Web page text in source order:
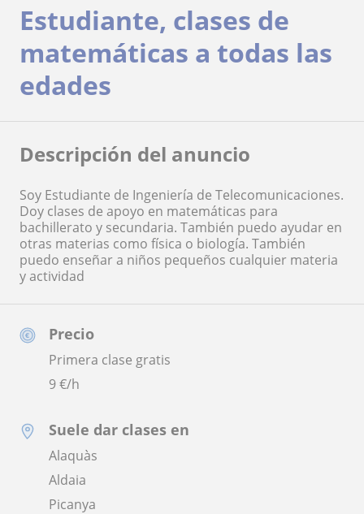
Precio
Primera clase gratis
9€/h
Suele dar clases en
Alaquàs
Aldaia
Picanya
Estudiante, clases de
matemáticas a todas las
edades
Descripción del anuncio
Soy Estudiante de Ingeniería de Telecomunicaciones.
Doy clases de apoyo en matemáticas para
bachillerato y secundaria. También puedo ayudar en
otras materias como física o biología. También
puedo enseñar a niños pequeños cualquier materia
y actividad